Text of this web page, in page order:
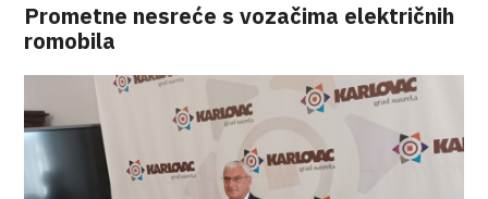
Prometne nesreće s vozačima električnih
romobila